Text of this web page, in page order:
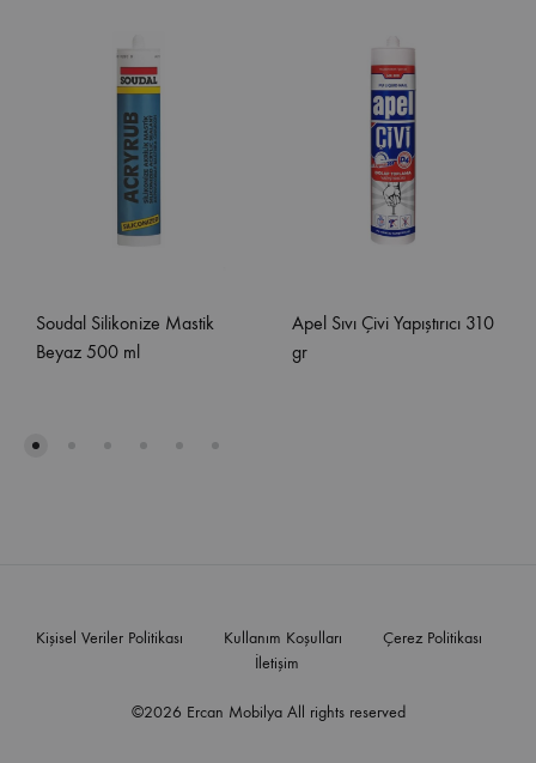
Soudal Silikonize Mastik
Beyaz 500 ml
Apel Sıvı Çivi Yapıştırıcı 310
gr
©2026 Ercan Mobilya All rights reserved
Kişisel Veriler Politikası Kullanım Koşulları
Çerez Politikası
İletişim